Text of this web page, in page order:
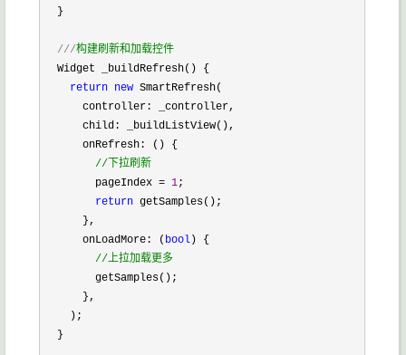
  }
///构建刷新和加载控件
  Widget _buildRefresh() {
return new SmartRefresh(
      controller: _controller,
      child: _buildListView(),
      onRefresh: () {
// 下拉刷新
        pageIndex =
1;
return getSamples();
      },
      onLoadMore: (
bool ) {
//上拉加载更多
        getSamples();
      },
    );
  }